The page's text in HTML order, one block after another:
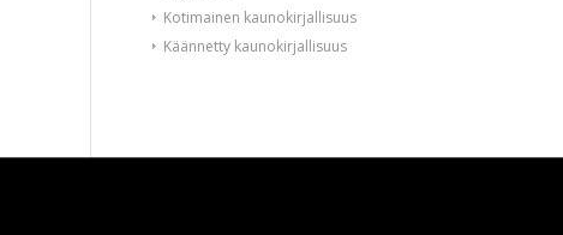
Kotimainen kaunokirjallisuus
Käännetty kaunokirjallisuus